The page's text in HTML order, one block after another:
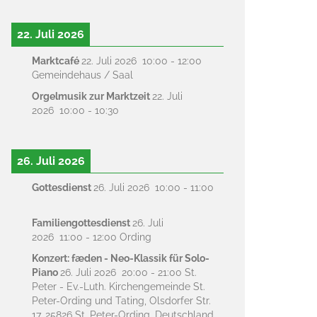
22. Juli 2026
Marktcafé22. Juli 2026 10:00 - 12:00
Gemeindehaus / Saal
Orgelmusik zur Marktzeit22. Juli
2026 10:00 - 10:30
26. Juli 2026
Gottesdienst26. Juli 2026 10:00 - 11:00
Familiengottesdienst26. Juli
2026 11:00 - 12:00 Ording
Konzert: fæden - Neo-Klassik für Solo-
Piano26. Juli 2026 20:00 - 21:00 St.
Peter - Ev.-Luth. Kirchengemeinde St.
Peter-Ording und Tating, Olsdorfer Str.